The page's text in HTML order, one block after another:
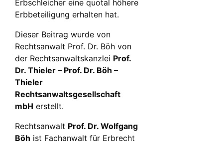
Erbschleicher eine quotal höhere
Erbbeteiligung erhalten hat.
Dieser Beitrag wurde von
Rechtsanwalt Prof. Dr. Böh von
der Rechtsanwaltskanzlei Prof.
Dr. Thieler – Prof. Dr. Böh –
Thieler
Rechtsanwaltsgesellschaft
mbH erstellt.
Rechtsanwalt Prof. Dr. Wolfgang
Böh ist Fachanwalt für Erbrecht